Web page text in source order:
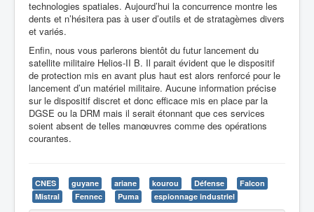
technologies spatiales. Aujourd’hui la concurrence montre les
dents et n’hésitera pas à user d’outils et de stratagèmes divers
et variés.
Enfin, nous vous parlerons bientôt du futur lancement du
satellite militaire Helios-II B. Il parait évident que le dispositif
de protection mis en avant plus haut est alors renforcé pour le
lancement d’un matériel militaire. Aucune information précise
sur le dispositif discret et donc efficace mis en place par la
DGSE ou la DRM mais il serait étonnant que ces services
soient absent de telles manœuvres comme des opérations
courantes.
CNES guyane ariane kourou Défense
Falcon
Mistral
Fennec Puma espionnage industriel